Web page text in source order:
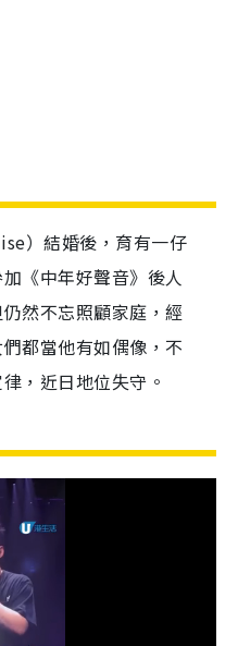
）結婚後，育有一仔
《中年好聲音》後人
然不忘照顧家庭，經
都當他有如偶像，不
，近日地位失守。